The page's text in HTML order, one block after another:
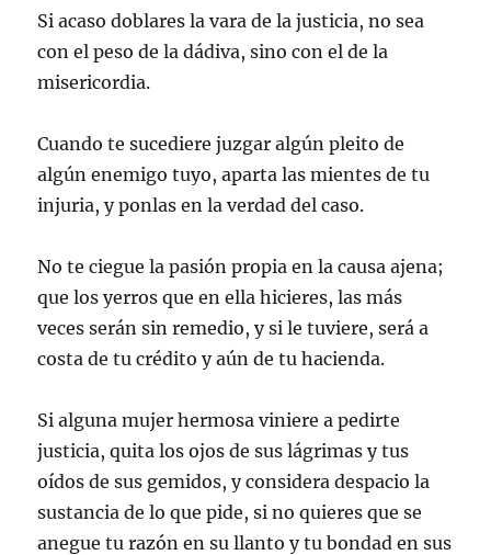
Si acaso doblares la vara de la justicia, no sea
con el peso de la dádiva, sino con el de la
misericordia.
Cuando te sucediere juzgar algún pleito de
algún enemigo tuyo, aparta las mientes de tu
injuria, y ponlas en la verdad del caso.
No te ciegue la pasión propia en la causa ajena;
que los yerros que en ella hicieres, las más
veces serán sin remedio, y si le tuviere, será a
costa de tu crédito y aún de tu hacienda.
Si alguna mujer hermosa viniere a pedirte
justicia, quita los ojos de sus lágrimas y tus
oídos de sus gemidos, y considera despacio la
sustancia de lo que pide, si no quieres que se
anegue tu razón en su llanto y tu bondad en sus